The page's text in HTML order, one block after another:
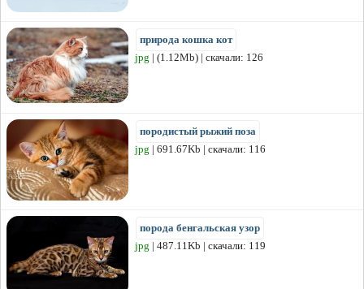
природа кошка кот
jpg | (1.12Mb) | скачали: 126
породистый рыжий поза
jpg | 691.67Kb | скачали: 116
порода бенгальская узор
jpg | 487.11Kb | скачали: 119